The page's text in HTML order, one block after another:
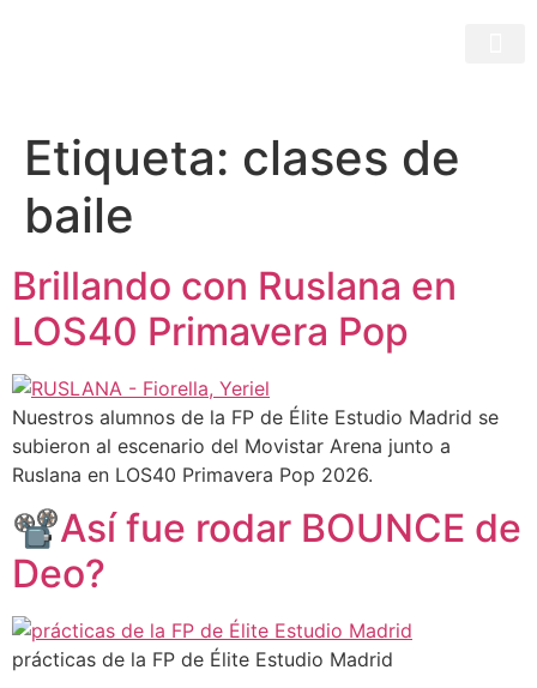
Etiqueta: clases de
baile
Brillando con Ruslana en
LOS40 Primavera Pop
Nuestros alumnos de la FP de Élite Estudio Madrid se
subieron al escenario del Movistar Arena junto a
Ruslana en LOS40 Primavera Pop 2026.
📽️Así fue rodar BOUNCE de
Deo?
prácticas de la FP de Élite Estudio Madrid